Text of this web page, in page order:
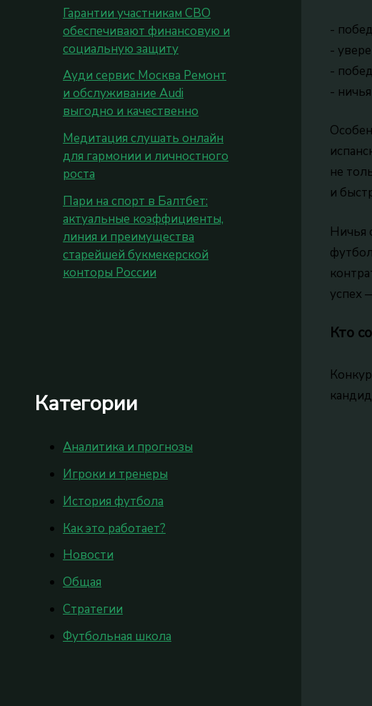
Гарантии участникам СВО
обеспечивают финансовую и
социальную защиту
Ауди сервис Москва Ремонт
и обслуживание Audi
выгодно и качественно
Медитация слушать онлайн
для гармонии и личностного
роста
Пари на спорт в Балтбет:
актуальные коэффициенты,
линия и преимущества
старейшей букмекерской
конторы России
Категории
Аналитика и прогнозы
Игроки и тренеры
История футбола
Как это работает?
Новости
Общая
Стратегии
Футбольная школа
-
-
-
-
не
и
Ничья
успех
Кто